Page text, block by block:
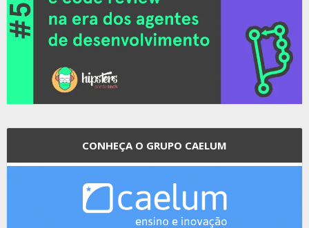
CONHEÇA O GRUPO CAELUM